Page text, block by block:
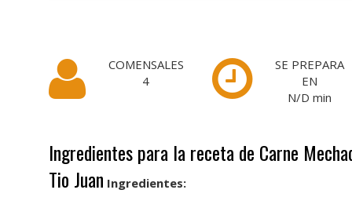
COMENSALES
4
SE PREPARA
EN
N/D min
Ingredientes para la receta de Carne
Tio Juan Ingredientes: